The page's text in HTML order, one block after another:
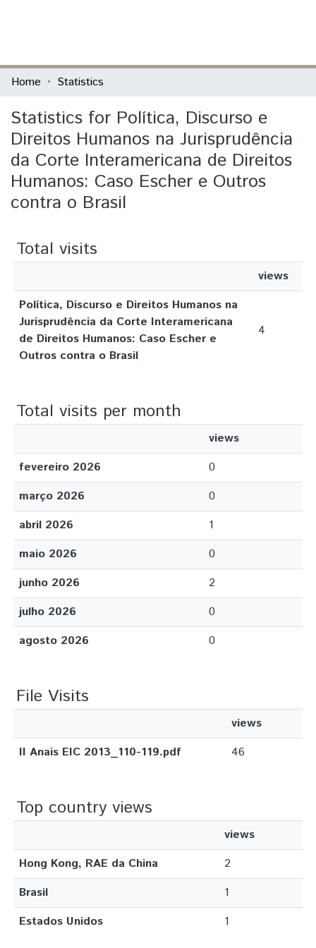
Communities & Collections
All of DSpace
Home Statistics
Statistics for Política, Discurso e
Direitos Humanos na Jurisprudência
da Corte Interamericana de Direitos
Humanos: Caso Escher e Outros
contra o Brasil
Total visits
views
Política, Discurso e Direitos Humanos na
Jurisprudência da Corte Interamericana
de Direitos Humanos: Caso Escher e
Outros contra o Brasil
4
Total visits per month
views
fevereiro 2026
0
março 2026
0
abril 2026
1
maio 2026
0
junho 2026
2
julho 2026
0
agosto 2026
0
File Visits
views
II Anais EIC 2013_110-119.pdf
46
Top country views
views
Hong Kong, RAE da China
2
Brasil
1
Estados Unidos
1